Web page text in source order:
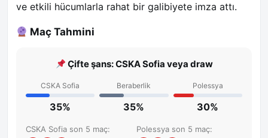
ve etkili hücumlarla rahat bir galibiyete imza attı.
Maç Tahmini
Çifte şans: CSKA Sofia veya draw
CSKA Sofia
35%
Beraberlik
35%
Polessya
30%
CSKA Sofia son 5 maç: Polessya son 5 maç: